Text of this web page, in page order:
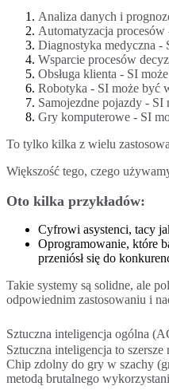
Analiza danych i
Automatyzacja
Diagnostyka medyczna
Wsparcie procesów
Obsługa klienta - SI
Robotyka - SI może być
Samojezdne pojazdy -
Gry komputerowe - SI
To tylko kilka z wielu
Większość tego, czego
Oto kilka przykładów:
Cyfrowi asystenci, tacy
Oprogramowanie, które
przeniósł się do
Takie systemy są solidne, ale
odpowiednim zastosowaniu i
Sztuczna inteligencja ogólna
Sztuczna inteligencja to
Chip zdolny do gry w szachy
metodą brutalnego